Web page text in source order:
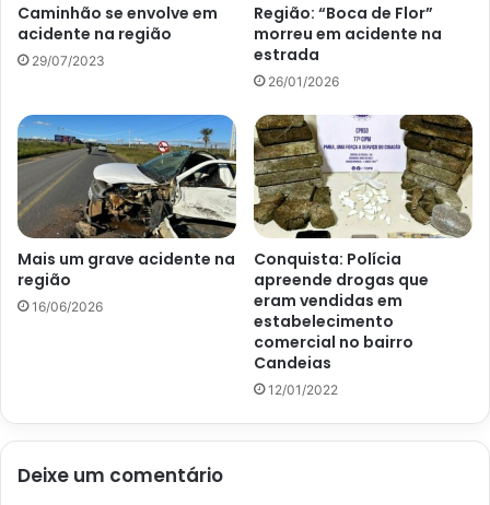
Caminhão se envolve em
acidente na região
29/07/2023
Região: “Boca de Flor”
morreu em acidente na
estrada
26/01/2026
Mais um grave acidente na
região
16/06/2026
Conquista: Polícia
apreende drogas que
eram vendidas em
estabelecimento
comercial no bairro
Candeias
12/01/2022
Deixe um comentário